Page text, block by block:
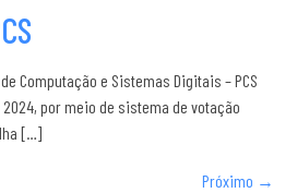
Computação e Sistemas Digitais – PCS
por meio de sistema de votação
[…]
Próximo →